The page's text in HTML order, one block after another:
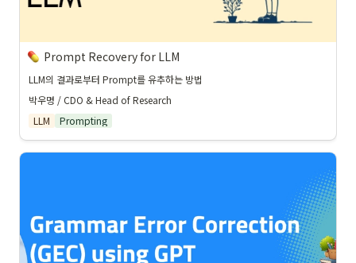
Prompt Recovery for LLM
LLM의 결과로부터 Prompt를 유추하는 방법
박우명 / CDO & Head of Research
LLM
Prompting